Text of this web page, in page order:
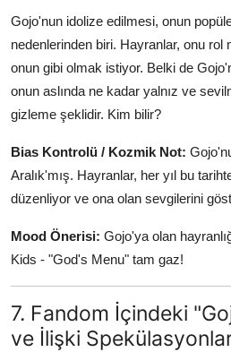
Gojo'nun idolize edilmesi, onun
nedenlerinden biri. Hayranlar, onu rol
onun gibi olmak istiyor. Belki de
onun aslında ne kadar yalnız ve
gizleme şeklidir. Kim bilir?
Bias Kontrolü / Kozmik Not:
Aralık'mış. Hayranlar, her yıl bu
düzenliyor ve ona olan sevgilerini
Mood Önerisi: Gojo'ya olan
Kids - "God's Menu" tam gaz!
7. Fandom İçindeki
ve İlişki